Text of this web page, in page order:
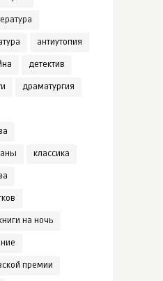
антиутопия
детектив
драматургия
классика
на ночь
премии